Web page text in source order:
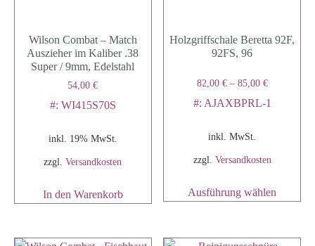
Wilson Combat – Match
Auszieher im Kaliber .38
Super / 9mm, Edelstahl
54,00€
#: WI415S70S
inkl. 19% MwSt.
zzgl.Versandkosten
In den Warenkorb
Holzgriffschale Beretta 92F,
92FS, 96
82,00 €– 85,00 €
#: AJAXBPRL-1
inkl. MwSt.
zzgl. Versandkosten
Ausführung wählen